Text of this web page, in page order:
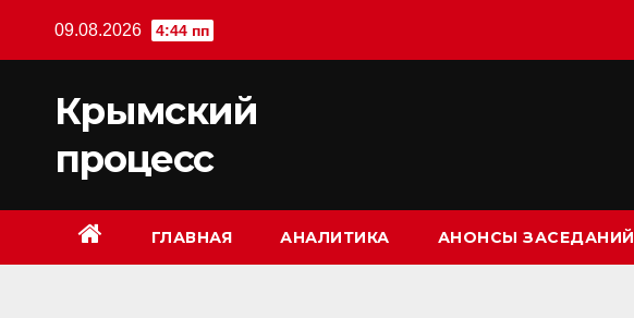
09.08.2026 4:44 пп
Крымский
процесс
ГЛАВНАЯ АНАЛИТИКА АНОНСЫ ЗАСЕДАНИЙ